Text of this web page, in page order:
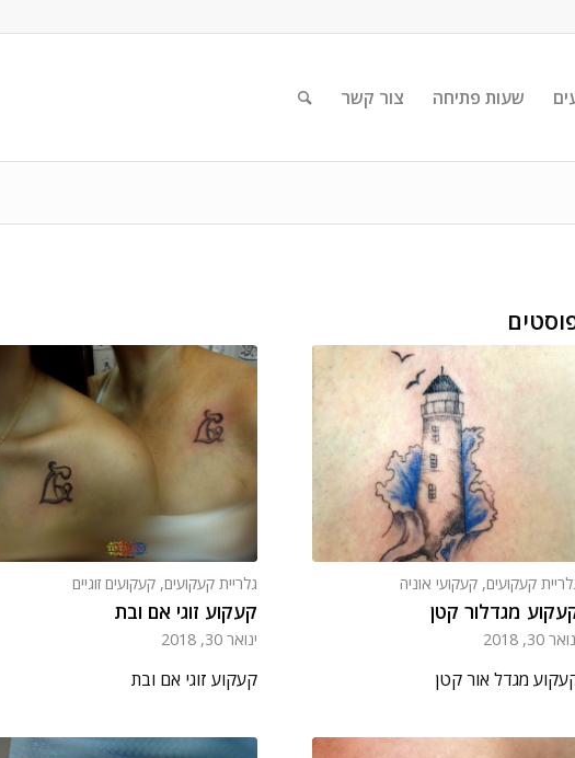
שעות פתיחה צור קשר
גלריית קעקועים,קעקועים זוגיים
קעקוע זוגי אם ובת
ינואר 30, 2018
קעקוע זוגי אם ובת
קעקועים, קעקועי אוניה
מגדלור קטן
30, 2018
מגדל אור קטן